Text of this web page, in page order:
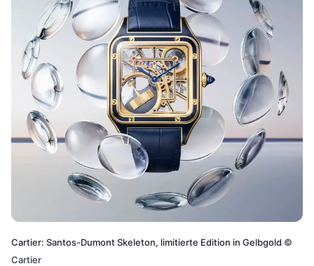
Cartier: Santos-Dumont Skeleton, limitierte Edition in Gelbgold ©
Cartier